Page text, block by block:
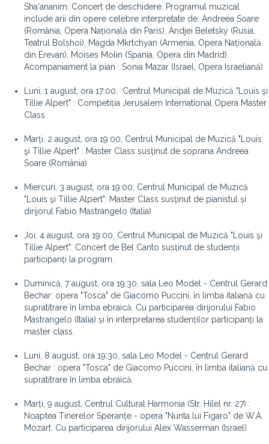
Sha'ananim: Concert de deschidere . Programul muzical
include arii din opere celebre interpretate de: Andreea Soare
(România, Opera Națională din Paris), Andjei Beletsky (Rusia,
Teatrul Bolshoi), Magda Mkrtchyan (Armenia, Opera Națională
din Erevan), Moises Molin (Spania, Opera din Madrid).
Acompaniament la pian : Sonia Mazar (Israel, Opera Israeliană)
Luni, 1 august, ora 17:00, Centrul Municipal de Muzică "Louis şi
Tillie Alpert" : Competiția Jerusalem International Opera Master
Class
Marți, 2 august, ora 19:00, Centrul Municipal de Muzică "Louis
şi Tillie Alpert" : Master Class susţinut de soprana Andreea
Soare (România)
Miercuri, 3 august, ora 19:00 , Centrul Municipal de Muzică
"Louis şi Tillie Alpert": Master Class susţinut de pianistul și
dirijorul Fabio Mastrangelo (Italia)
Joi, 4 august, ora 19:00 , Centrul Municipal de Muzică "Louis şi
Tillie Alpert": Concert de Bel Canto susținut de studenții
participanți la program.
Duminică, 7 august, ora 19:30 , sala Leo Model - Centrul Gerard
Bechar: opera "Tosca" de Giacomo Puccini, în limba italiană cu
supratitrare în limba ebraică. Cu participarea dirijorului Fabio
Mastrangelo (Italia) și în interpretarea studenților participanți la
master class.
Luni, 8 august, ora 19:30 , sala Leo Model - Centrul Gerard
Bechar : opera "Tosca" de Giacomo Puccini, în limba italiană cu
supratitrare în limba ebraică.
Marți, 9 august, Centrul Cultural Harmonia (Str. Hilel nr. 27) :
Noaptea Tinerelor Speranțe - opera "Nunta lui Figaro" de W.A.
Mozart. Cu participarea dirijorului Alex Wasserman (Israel).